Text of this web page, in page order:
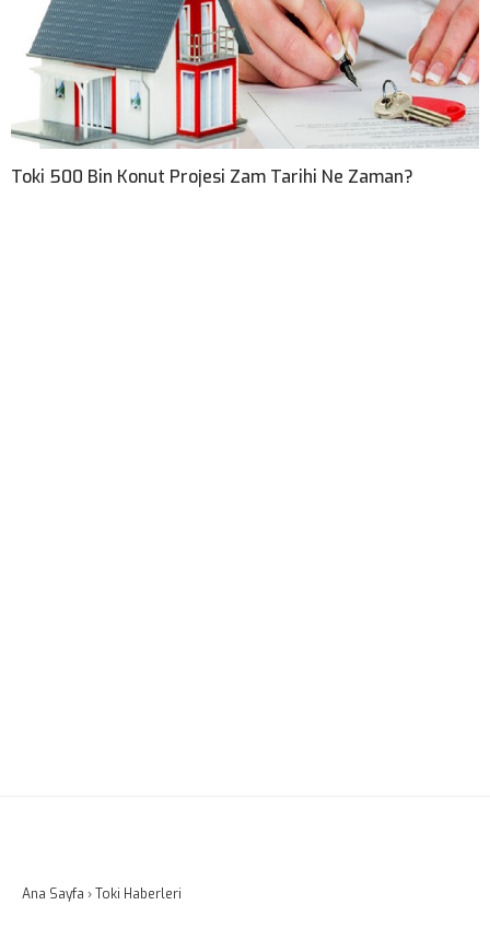
Toki 500 Bin Konut Projesi Zam Tarihi Ne Zaman?
Ana Sayfa ›Toki Haberleri